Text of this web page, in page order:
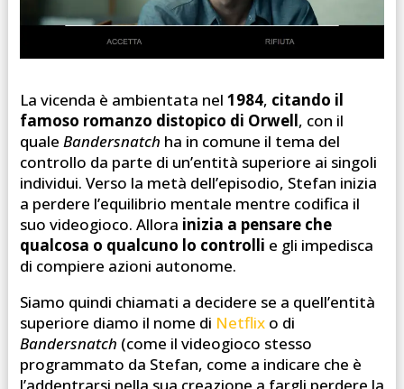
La vicenda è ambientata nel 1984, citando il
famoso romanzo distopico di Orwell, con il
quale Bandersnatch ha in comune il tema del
controllo da parte di un’entità superiore ai singoli
individui. Verso la metà dell’episodio, Stefan inizia
a perdere l’equilibrio mentale mentre codifica il
suo videogioco. Allora inizia a pensare che
qualcosa o qualcuno lo controlli e gli impedisca
di compiere azioni autonome.
Siamo quindi chiamati a decidere se a quell’entità
superiore diamo il nome di Netflixo di
Bandersnatch (come il videogioco stesso
programmato da Stefan, come a indicare che è
l’addentrarsi nella sua creazione a fargli perdere la